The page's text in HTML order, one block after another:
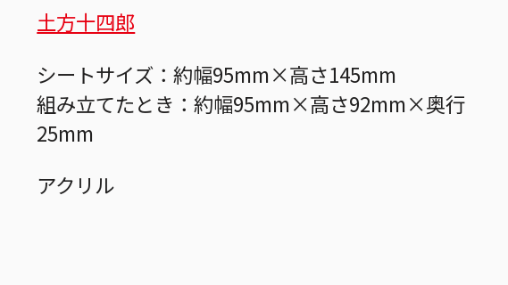
土方十四郎
シートサイズ：約幅95mm×高さ145mm
組み立てたとき：約幅95mm×高さ92mm×奥行
25mm
アクリル